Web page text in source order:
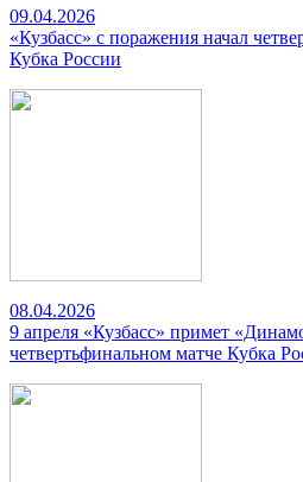
09.04.2026
«Кузбасс» с поражения начал
Кубка России
08.04.2026
9 апреля «Кузбасс» примет
четвертьфинальном матче Кубка